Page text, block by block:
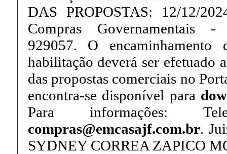
DAS PROPOSTAS: 12/12/
Compras Governamentais
929057. O
habilitação deverá ser efetuado
das propostas comerciais no
encontra-se disponível para
Para informações:
compras@emcasajf.com.br.
SYDNEY CORREA ZAPICO